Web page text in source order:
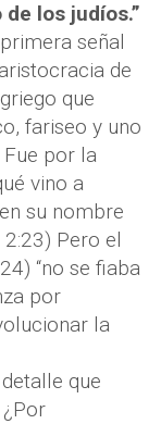
los judíos.”
señal
de
que
fariseo y uno
por la
vino a
su nombre
Pero el
“no se fiaba
por
la
que